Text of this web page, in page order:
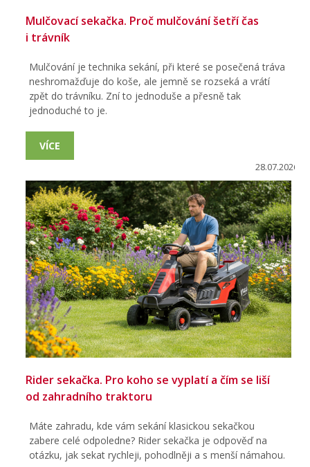
Mulčovací sekačka. Proč mulčování šetří čas
i trávník
28.07.2026
Mulčování je technika sekání, při které se posečená tráva
neshromažďuje do koše, ale jemně se rozseká a vrátí
zpět do trávníku. Zní to jednoduše a přesně tak
jednoduché to je.
VÍCE
Rider sekačka. Pro koho se vyplatí a čím se liší
od zahradního traktoru
Máte zahradu, kde vám sekání klasickou sekačkou
zabere celé odpoledne? Rider sekačka je odpověď na
otázku, jak sekat rychleji, pohodlněji a s menší námahou.